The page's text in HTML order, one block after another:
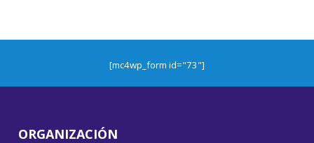
[mc4wp_form id="73"]
ORGANIZACIÓN